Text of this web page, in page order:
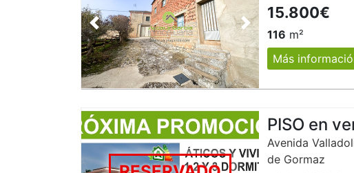
Anterior Siguiente
15.800€
116 m²
Más
PISO en
Avenida
de Gormaz